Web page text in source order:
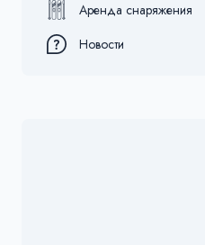
Аренда снаряжения
Новости